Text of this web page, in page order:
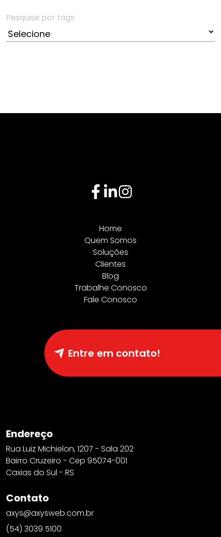
Pesquise por tags
Endereço
Rua Luiz Michielon, 1207 - Sala 202
Bairro Cruzeiro - Cep 95074-001
Caxias do Sul - RS
Contato
axys@axysweb.com.br
(54) 3039 5100
Home
Quem Somos
Soluções
Clientes
Blog
Trabalhe Conosco
Fale Conosco
Entre em contato!